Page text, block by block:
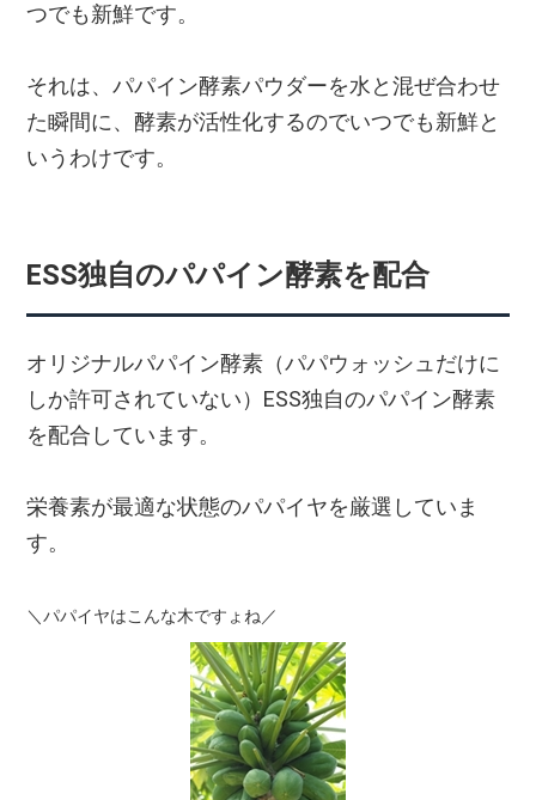
つでも新鮮です。
それは、パパイン酵素パウダーを水と混ぜ合わせ
た瞬間に、酵素が活性化するのでいつでも新鮮と
いうわけです。
ESS独自のパパイン酵素を配合
オリジナルパパイン酵素（パパウォッシュだけに
しか許可されていない）ESS独自のパパイン酵素
を配合しています。
栄養素が最適な状態のパパイヤを厳選していま
す。
＼パパイヤはこんな木ですょね／